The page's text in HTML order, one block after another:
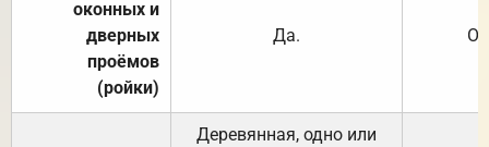
оконных и
дверных
проёмов
(ройки)
Да.
Деревянная, одно или